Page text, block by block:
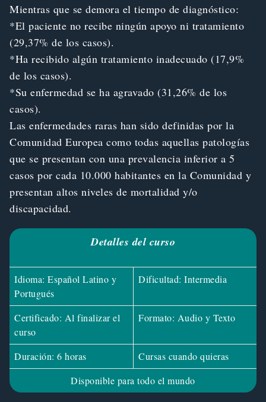
Mientras que se demora el tiempo de diagnóstico:
*El paciente no recibe ningún apoyo ni tratamiento
(29,37% de los casos).
*Ha recibido algún tratamiento inadecuado (17,9%
de los casos).
*Su enfermedad se ha agravado (31,26% de los
casos).
Las enfermedades raras han sido definidas por la
Comunidad Europea como todas aquellas patologías
que se presentan con una prevalencia inferior a 5
casos por cada 10.000 habitantes en la Comunidad y
presentan altos niveles de mortalidad y/o
discapacidad.
Detalles del curso
Idioma: Español Latino y
Portugués
Dificultad: Intermedia
Certificado: Al finalizar el
curso
Formato: Audio y Texto
Duración: 6 horas
Cursas cuando quieras
Disponible para todo el mundo